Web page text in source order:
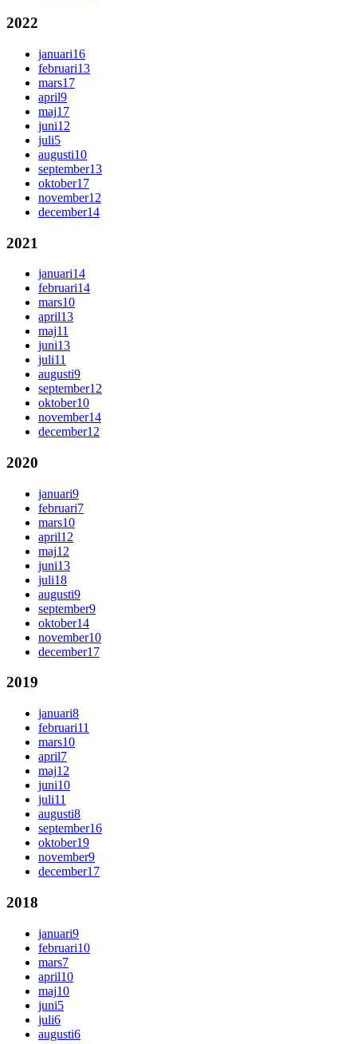
2022
januari16
februari13
mars17
april9
maj17
juni12
juli5
augusti10
september13
oktober17
november12
december14
2021
januari14
februari14
mars10
april13
maj11
juni13
juli11
augusti9
september12
oktober10
november14
december12
2020
januari9
februari7
mars10
april12
maj12
juni13
juli18
augusti9
september9
oktober14
november10
december17
2019
januari8
februari11
mars10
april7
maj12
juni10
juli11
augusti8
september16
oktober19
november9
december17
2018
januari9
februari10
mars7
april10
maj10
juni5
juli6
augusti6